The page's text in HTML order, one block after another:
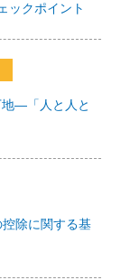
ックポイント
地―「人と人と
除に関する基